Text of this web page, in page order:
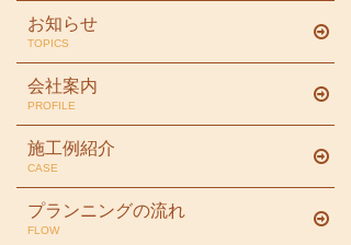
お知らせ
TOPICS
会社案内
PROFILE
施工例紹介
CASE
プランニングの流れ
FLOW